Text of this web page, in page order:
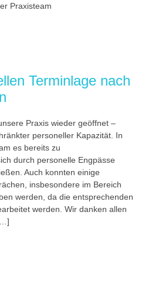
Praxisteam
Terminlage nach
Praxis wieder geöffnet –
personeller Kapazität. In
es bereits zu
durch personelle Engpässe
Auch konnten einige
insbesondere im Bereich
werden, da die entsprechenden
werden. Wir danken allen